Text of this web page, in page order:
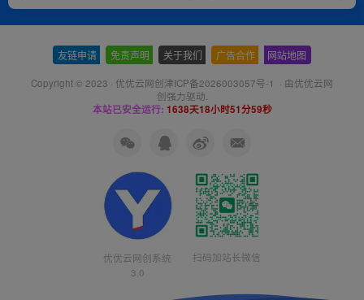
友链申请 免责声明 关于我们 广告合作 网站地图
Copyright © 2023 · 优优云网创津ICP备2026003057号-1 · 由优优云网
创强力驱动.
本站已安全运行: 1638天18小时52分0秒
优优云网创系统
3.0
扫码加站长微信